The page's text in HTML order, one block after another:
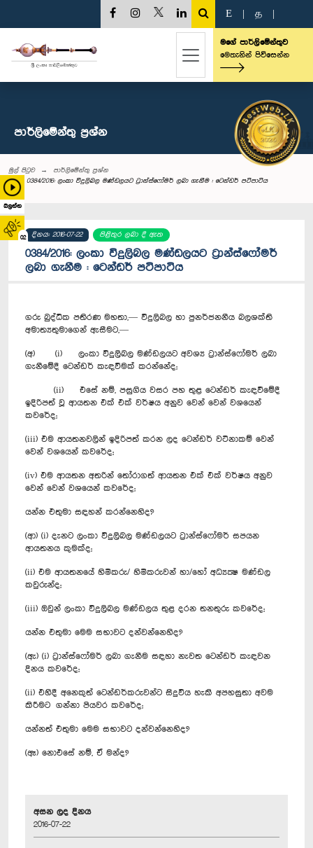
බලන්න
02
E த
මගේ පාර්ලිමේන්තුව
මෙතැනින් පිවිසෙන්න
පාර්ලි‌මේන්තු‌ ප්‍රශ්න
මුල් පිටුව
පාර්ලි‌මේන්තු‌ ප්‍රශ්න
0384/2016: ලංකා විදුලිබල මණ්ඩලයට ට්‍රාන්ස්ෆෝමර් ලබා ගැනීම : ටෙන්ඩර් පටිපාටිය
දිනය: 2016-07-22 පිළිතුර ලබා දී ඇත
0384/2016: ලංකා විදුලිබල මණ්ඩලයට ට්‍රාන්ස්ෆෝමර්
ලබා ගැනීම : ටෙන්ඩර් පටිපාටිය
ගරු බුද්ධික පතිරණ මහතා,— විදුලිබල හා පුනර්ජනනීය බලශක්ති
අමාත්‍යතුමාගෙන් ඇසීමට,—
(අ) (i) ලංකා විදුලිබල මණ්ඩලයට අවශ්‍ය ට්‍රාන්ස්ෆෝමර් ලබා
ගැනීමේදී ටෙන්ඩර් කැඳවීමක් කරන්නේද;
(ii) එසේ නම්, පසුගිය වසර පහ තුළ ටෙන්ඩර් කැඳවීමේදී
ඉදිරිපත් වූ ආයතන එක් එක් වර්ෂය අනුව වෙන් වෙන් වශයෙන්
කවරේද;
(iii) එම ආයතනවලින් ඉදිරිපත් කරන ලද ටෙන්ඩර් වටිනාකම් වෙන්
වෙන් වශයෙන් කවරේද;
(iv) එම ආයතන අතරින් තෝරාගත් ආයතන එක් එක් වර්ෂය අනුව
වෙන් වෙන් වශයෙන් කවරේද;
යන්න එතුමා සඳහන් කරන්නෙහිද?
(ආ) (i) දැනට ලංකා විදුලිබල මණ්ඩලයට ට්‍රාන්ස්ෆෝමර් සපයන
ආයතනය කුමක්ද;
(ii) එම ආයතනයේ හිමිකරු/ හිමිකරුවන් හා/හෝ අධ්‍යක්‍ෂ මණ්ඩල
කවුරුන්ද;
(iii) ඔවුන් ලංකා විදුලිබල මණ්ඩලය තුළ දරන තනතුරු කවරේද;
යන්න එතුමා මෙම සභාවට දන්වන්නෙහිද?
(ඇ) (i) ට්‍රාන්ස්ෆෝමර් ලබා ගැනීම සඳහා නැවත ටෙන්ඩර් කැඳවන
දිනය කවරේද;
(ii) එහිදී අනෙකුත් ටෙන්ඩර්කරුවන්ට සිදුවිය හැකි අපහසුතා අවම
කිරීමට ගන්නා පියවර කවරේද;
යන්නත් එතුමා මෙම සභාවට දන්වන්නෙහිද?
(ඈ) නොඑසේ නම්, ඒ මන්ද?
අසන ලද දිනය
2016-07-22